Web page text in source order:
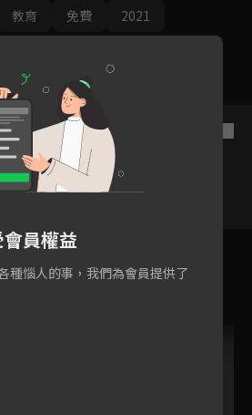
教育 免費 2021
75
員權益
種惱人的事，我們為會員提供了